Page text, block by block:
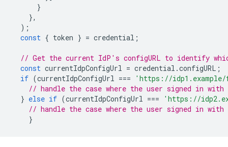
}
},
);
const { token } = credential ;
// Get the current IdP's configURL to identify
const currentIdpConfigUrl = credential .configURL ;
if (currentIdpConfigUrl ===
'https://
// handle the case where the user signed in with
} else if (currentIdpConfigUrl ===
'https://
// handle the case where the user signed in with
}